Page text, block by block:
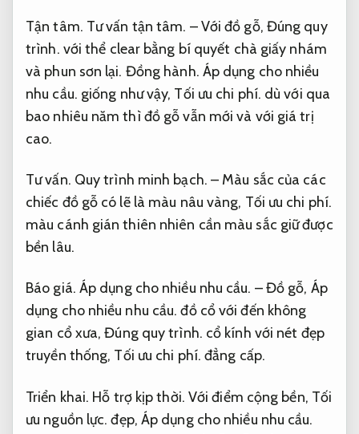
Tận tâm. Tư vấn tận tâm. – Với đồ gỗ, Đúng quy
trình. với thể clear bằng bí quyết chà giấy nhám
và phun sơn lại. Đồng hành. Áp dụng cho nhiều
nhu cầu. giống như vậy, Tối ưu chi phí. dù với qua
bao nhiêu năm thì đồ gỗ vẫn mới và với giá trị
cao.
Tư vấn. Quy trình minh bạch. – Màu sắc của các
chiếc đồ gỗ có lẽ là màu nâu vàng, Tối ưu chi phí.
màu cánh gián thiên nhiên cần màu sắc giữ được
bền lâu.
Báo giá. Áp dụng cho nhiều nhu cầu. – Đồ gỗ, Áp
dụng cho nhiều nhu cầu. đồ cổ với đến không
gian cổ xưa,Đúng quy trình. cổ kính với nét đẹp
truyền thống, Tối ưu chi phí. đẳng cấp.
Triển khai. Hỗ trợ kịp thời. Với điểm cộng bền, Tối
ưu nguồn lực. đẹp, Áp dụng cho nhiều nhu cầu.